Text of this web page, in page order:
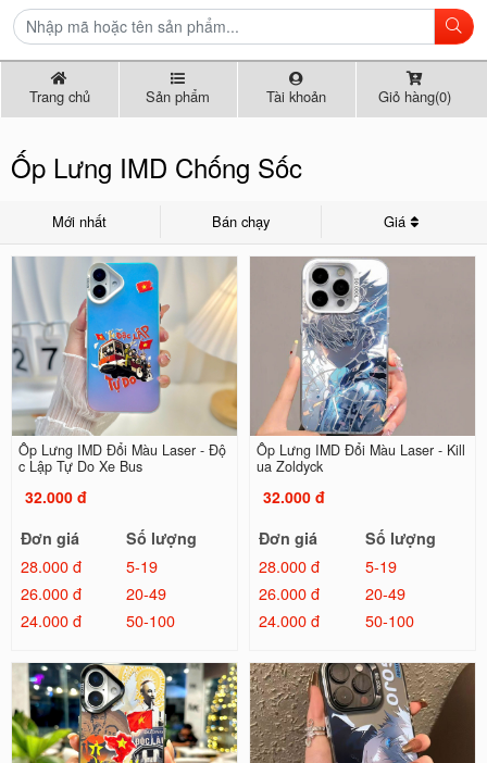
Trang chủ Sản phẩm Tài khoản Giỏ hàng(0)
Ốp Lưng IMD Chống Sốc
Mới nhất Bán chạy Giá
Ốp Lưng IMD Đổi Màu Laser - Độ
c Lập Tự Do Xe Bus
32.000 đ
Đơn giá
Số lượng
28.000 đ
5-19
26.000 đ
20-49
24.000 đ
50-100
Ốp Lưng IMD Đổi Màu Laser - Kill
ua Zoldyck
32.000 đ
Đơn giá
Số lượng
28.000 đ
5-19
26.000 đ
20-49
24.000 đ
50-100